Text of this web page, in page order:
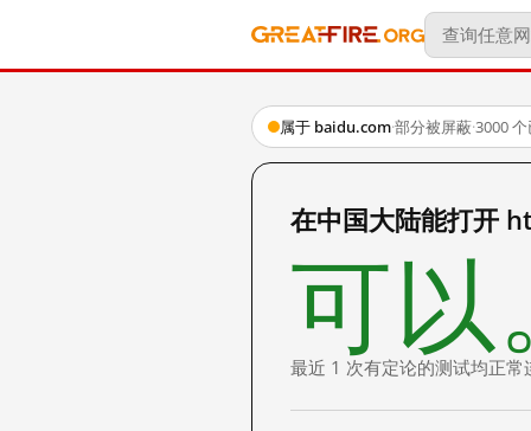
属于 baidu.com·部分被屏蔽·3000
在中国大陆能打开
可以
最近 1 次有定论的测试均正常